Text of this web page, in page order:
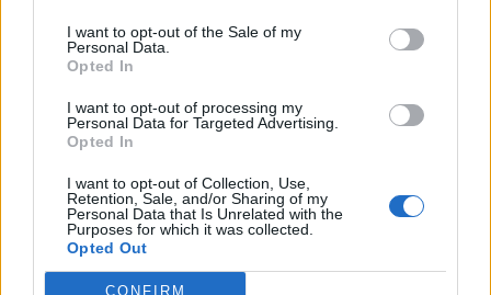
I want to opt-out of the Sale of my
Personal Data.
Opted In
I want to opt-out of processing my
Personal Data for Targeted Advertising.
Opted In
I want to opt-out of Collection, Use,
Retention, Sale, and/or Sharing of my
Personal Data that Is Unrelated with the
Purposes for which it was collected.
Opted Out
CONFIRM
Γεννήσεις στις 31 Αυγούστου
12 Γάιος Καλιγούλας, Ρωμαίος
αυτοκράτορας
161 Κόμμοδος, Ρωμαίος αυτοκράτορας
1834 Αμίλκαρε Πονκιέλλι, Ιταλός συνθέτης